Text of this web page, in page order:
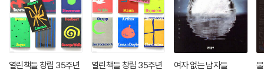
선다.
『일곱 번째 남자』
“확실했습니다.
열린책들 창립 35주년
열린책들 창립 35주년
여자 없는 남자들